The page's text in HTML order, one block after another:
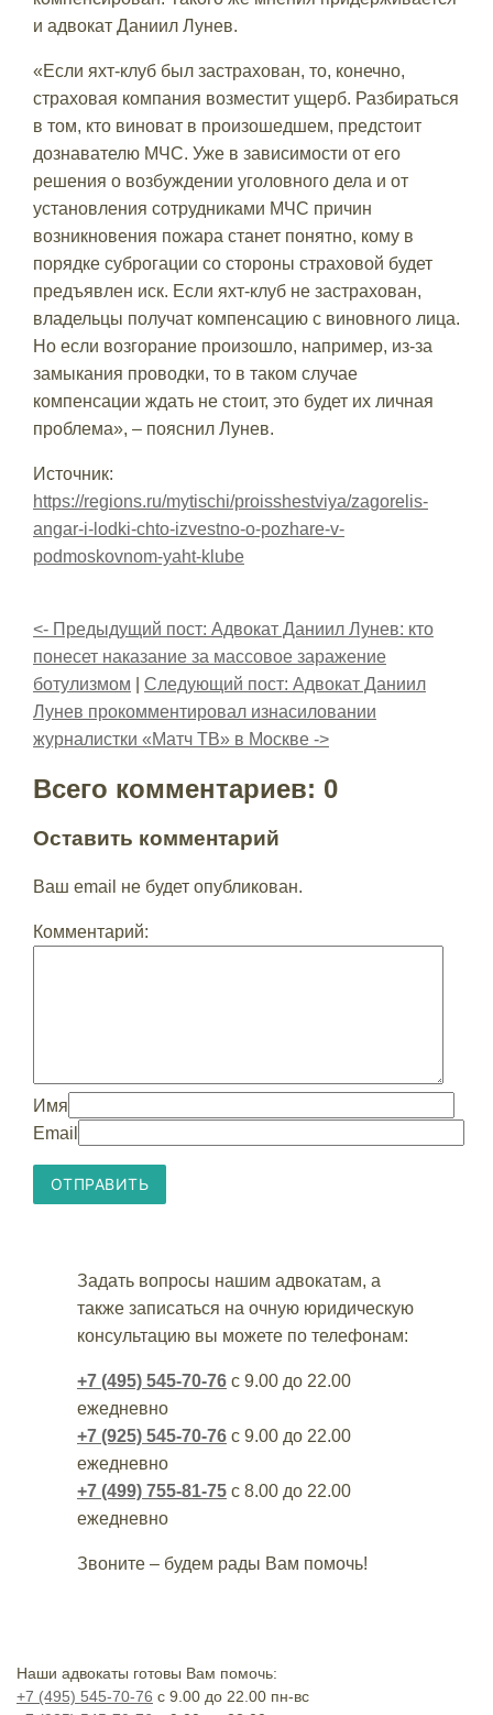
и адвокат Даниил Лунев.
«Если яхт-клуб был застрахован, то, конечно,
страховая компания возместит ущерб. Разбираться
в том, кто виноват в произошедшем, предстоит
дознавателю МЧС. Уже в зависимости от его
решения о возбуждении уголовного дела и от
установления сотрудниками МЧС причин
возникновения пожара станет понятно, кому в
порядке суброгации со стороны страховой будет
предъявлен иск. Если яхт-клуб не застрахован,
владельцы получат компенсацию с виновного лица.
Но если возгорание произошло, например, из-за
замыкания проводки, то в таком случае
компенсации ждать не стоит, это будет их личная
проблема», – пояснил Лунев.
Источник:
https://regions.ru/mytischi/proisshestviya/zagorelis-
angar-i-lodki-chto-izvestno-o-pozhare-v-
podmoskovnom-yaht-klube
<- Предыдущий пост: Адвокат Даниил Лунев: кто
понесет наказание за массовое заражение
ботулизмом
Следующий пост: Адвокат Даниил
Лунев прокомментировал изнасиловании
журналистки «Матч ТВ» в Москве ->
Всего комментариев: 0
Оставить комментарий
Ваш email не будет опубликован.
Комментарий:
Имя
Email
Задать вопросы нашим адвокатам, а
также записаться на очную юридическую
консультацию вы можете по телефонам:
+7 (495) 545-70-76с 9.00 до 22.00
ежедневно
+7 (925) 545-70-76с 9.00 до 22.00
ежедневно
+7 (499) 755-81-75с 8.00 до 22.00
ежедневно
Звоните – будем рады Вам помочь!
Наши адвокаты готовы Вам помочь:
+7 (495) 545-70-76 с 9.00 до 22.00 пн-вс